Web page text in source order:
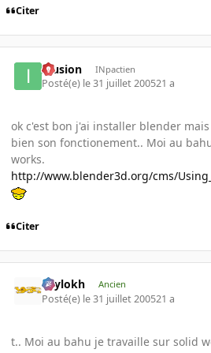
Citer
Illusion INpactien
Posté(e) le 31 juillet 200521 a
ok c'est bon j'ai installer blender
bien son fonctionement.. Moi au
works.
http://www.blender3d.org/cms/
Citer
Psylokh Ancien
Posté(e) le 31 juillet 200521 a
t.. Moi au bahu je travaille sur solid